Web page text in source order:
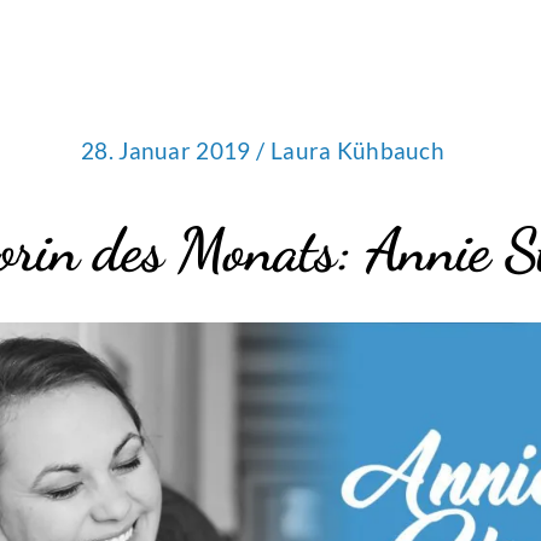
28. Januar 2019 / Laura Kühbauch
des Monats: Annie